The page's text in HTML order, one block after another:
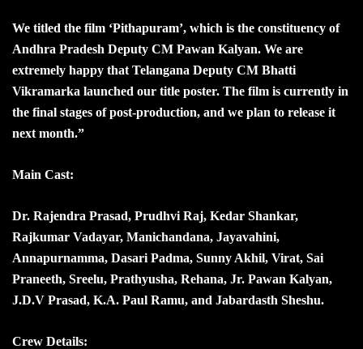
We titled the film ‘Pithapuram’, which is the constituency of
Andhra Pradesh Deputy CM Pawan Kalyan. We are
extremely happy that Telangana Deputy CM Bhatti
Vikramarka launched our title poster. The film is currently in
the final stages of post-production, and we plan to release it
next month.”
Main Cast:
Dr. Rajendra Prasad, Prudhvi Raj, Kedar Shankar,
Rajkumar Vadayar, Manichandana, Jayavahini,
Annapurnamma, Dasari Padma, Sunny Akhil, Virat, Sai
Praneeth, Sreelu, Prathyusha, Rehana, Jr. Pawan Kalyan,
J.D.V Prasad, K.A. Paul Ramu, and Jabardasth Sheshu.
Crew Details: